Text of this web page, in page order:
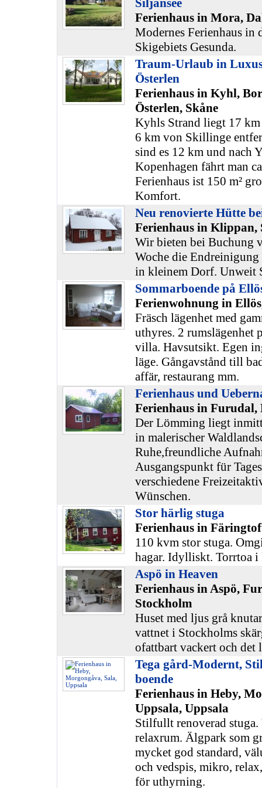
Siljansee
Ferienhaus in Mora,
Modernes Ferienhaus in
Skigebiets Gesunda.
Traum-Urlaub in
Österlen
Ferienhaus in Kyhl,
Österlen, Skåne
Kyhls Strand liegt 17
6 km von Skillinge
sind es 12 km und nach
Kopenhagen fährt man
Ferienhaus ist 150 m²
Komfort.
Neu renovierte Hütte
Ferienhaus in Klippan,
Wir bieten bei Buchung
Woche die
in kleinem Dorf. Unweit
Sommarboende på
Ferienwohnung in
Fräsch lägenhet med
uthyres. 2 rumslägenhet
villa. Havsutsikt. Egen
läge. Gångavstånd till
affär, restaurang mm.
Ferienhaus und
Ferienhaus in Furudal,
Der Lömming liegt
in malerischer
Ruhe,freundliche
Ausgangspunkt für
verschiedene
Wünschen.
Stor härlig stuga
Ferienhaus in
110 kvm stor stuga.
hagar. Idylliskt. Torrtoa i
Aspö in Heaven
Ferienhaus in Aspö,
Stockholm
Huset med ljus grå
vattnet i Stockholms
ofattbart vackert och det
Tega gård-Modernt,
boende
Ferienhaus in Heby,
Uppsala, Uppsala
Stilfullt renoverad stuga.
relaxrum. Älgpark som
mycket god standard,
och vedspis, mikro,
för uthyrning.